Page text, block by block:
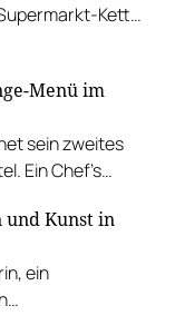
Kette
Menü im
sein zweites
Ein Chef’s
Menü.Kunst in
ein